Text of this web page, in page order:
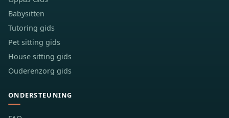
Babysitten
Tutoring gids
Pet sitting gids
House sitting gids
Ouderenzorg gids
ONDERSTEUNING